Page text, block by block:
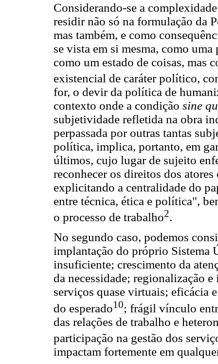
Considerando-se a
residir não só na formulação da
mas também, e como
se vista em si mesma, como
como um estado de coisas, mas
existencial de caráter político,
for, o devir da política de
contexto onde a condição sine
subjetividade refletida na obra
perpassada por outras tantas
política, implica, portanto, em
últimos, cujo lugar de sujeito
reconhecer os direitos dos
explicitando a centralidade do
entre técnica, ética e política",
o processo de trabalho2.
No segundo caso, podemos
implantação do próprio Sistema
insuficiente; crescimento da
da necessidade; regionalização
serviços quase virtuais; eficácia
do esperado10; frágil vínculo
das relações de trabalho e
participação na gestão dos
impactam fortemente em